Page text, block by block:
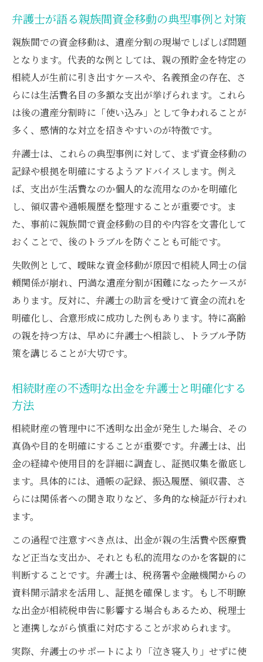
弁護士が語る親族間資金移動の典型事例と対策
親族間での資金移動は、遺産分割の現場でしばしば問題
となります。代表的な例としては、親の預貯金を特定の
相続人が生前に引き出すケースや、名義預金の存在、さ
らには生活費名目の多額な支出が挙げられます。これら
は後の遺産分割時に「使い込み」として争われることが
多く、感情的な対立を招きやすいのが特徴です。
弁護士は、これらの典型事例に対して、まず資金移動の
記録や根拠を明確にするようアドバイスします。例え
ば、支出が生活費なのか個人的な流用なのかを明確化
し、領収書や通帳履歴を整理することが重要です。ま
た、事前に親族間で資金移動の目的や内容を文書化して
おくことで、後のトラブルを防ぐことも可能です。
失敗例として、曖昧な資金移動が原因で相続人同士の信
頼関係が崩れ、円満な遺産分割が困難になったケースが
あります。反対に、弁護士の助言を受けて資金の流れを
明確化し、合意形成に成功した例もあります。特に高齢
の親を持つ方は、早めに弁護士へ相談し、トラブル予防
策を講じることが大切です。
相続財産の不透明な出金を弁護士と明確化する
方法
相続財産の管理中に不透明な出金が発生した場合、その
真偽や目的を明確にすることが重要です。弁護士は、出
金の経緯や使用目的を詳細に調査し、証拠収集を徹底し
ます。具体的には、通帳の記録、振込履歴、領収書、さ
らには関係者への聞き取りなど、多角的な検証が行われ
ます。
この過程で注意すべき点は、出金が親の生活費や医療費
など正当な支出か、それとも私的流用なのかを客観的に
判断することです。弁護士は、税務署や金融機関からの
資料開示請求を活用し、証拠を確保します。もし不明瞭
な出金が相続税申告に影響する場合もあるため、税理士
と連携しながら慎重に対応することが求められます。
実際、弁護士のサポートにより「泣き寝入り」せずに使